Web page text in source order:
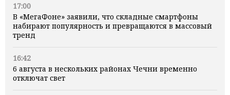
17:00
В «МегаФоне» заявили, что складные смартфоны
набирают популярность и превращаются в массовый
тренд
16:42
6 августа в нескольких районах Чечни временно
отключат свет